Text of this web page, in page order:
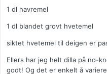
1 dl havremel
1 dl blandet grovt hvetemel
siktet hvetemel til deigen er
Ellers har jeg helt dilla på no-
godt! Og det er enkelt å